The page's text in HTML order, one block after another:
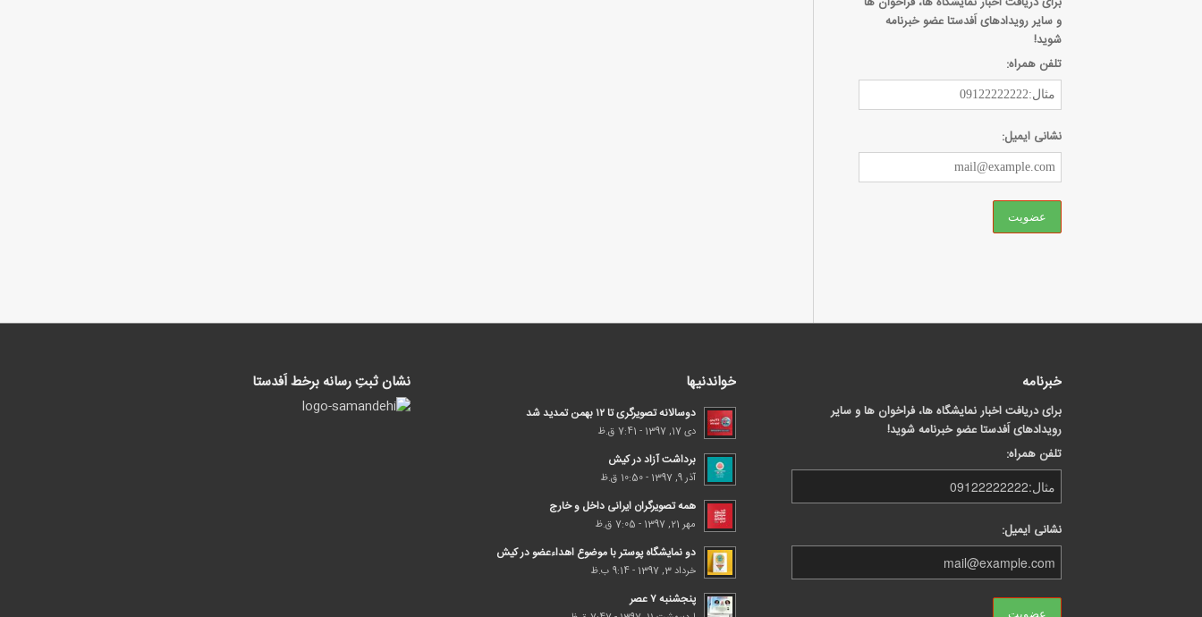
و سایر رویدادهای اَفدستا عضو خبرنامه
شوید!
تلفن همراه:
نشانی ایمیل:
خبرنامه
برای دریافت اخبار نمایشگاه ها، فراخوان ها و سایر
رویدادهای اَفدستا عضو خبرنامه شوید!
تلفن همراه:
نشانی ایمیل:
خواندنیها
دوسالانه تصویرگری تا ۱۲ بهمن تمدید شد
دی 17, 1397 - 7:41 ق.ظ
برداشت آزاد در کیش
آذر 9, 1397 - 10:50 ق.ظ
همه تصویرگران ایرانی داخل و خارج
مهر 21, 1397 - 7:05 ق.ظ
دو نمایشگاه پوستر با موضوع اهداء‌عضو در کیش
خرداد 3, 1397 - 9:14 ب.ظ
پنجشنبه ۷ عصر
نشان ثبتِ رسانه برخط اَفدستا